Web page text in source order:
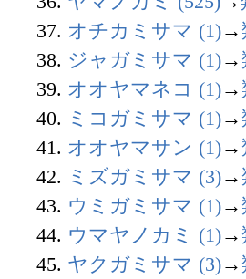
37. オチカミサマ (1)→
38. ジャガミサマ (1)→
39. オオヤマネコ (1)→
40. ミコガミサマ (1)→
41. オオヤマサン (1)→
42. ミズガミサマ (3)→
43. ウミガミサマ (1)→
44. ウマヤノカミ (1)→
45. ヤクガミサマ (3)→